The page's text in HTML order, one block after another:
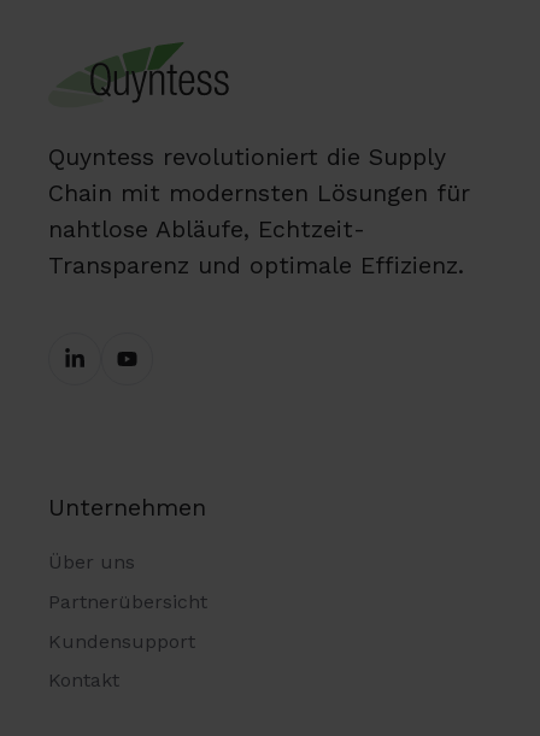
Quyntess revolutioniert die Supply
Chain mit modernsten Lösungen für
nahtlose Abläufe, Echtzeit-
Transparenz und optimale Effizienz.
Unternehmen
Über uns
Partnerübersicht
Kundensupport
Kontakt